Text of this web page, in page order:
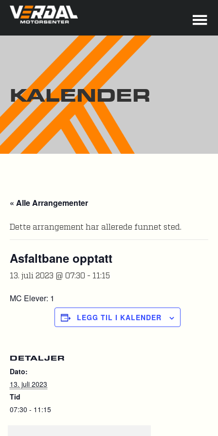
KALENDER
« Alle Arrangementer
Dette arrangement har allerede funnet sted.
Asfaltbane opptatt
13. juli 2023 @ 07:30 - 11:15
MC Elever: 1
LEGG TIL I KALENDER
DETALJER
Dato:
13. juli 2023
Tid
07:30 - 11:15